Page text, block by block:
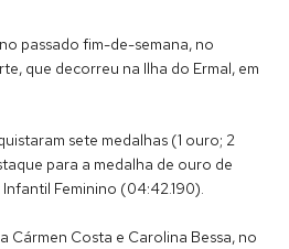
passado fim-de-semana, no
que decorreu na Ilha do Ermal, em
sete medalhas (1 ouro; 2
para a medalha de ouro de
Feminino (04:42.190).
Cármen Costa e Carolina Bessa, no